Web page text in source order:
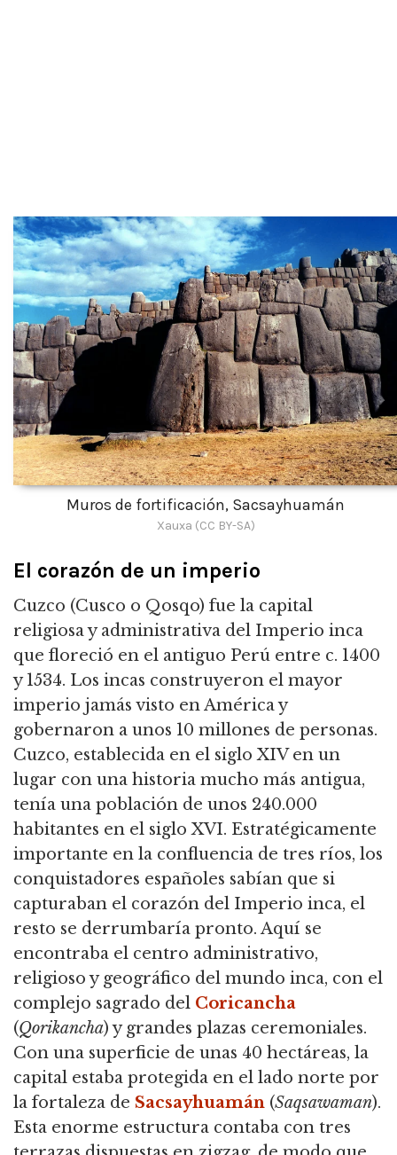
Muros de fortificación, Sacsayhuamán
Xauxa (CC BY-SA)
El corazón de un imperio
Cuzco (Cusco o Qosqo) fue la capital
religiosa y administrativa del Imperio inca
que floreció en el antiguo Perú entre c. 1400
y 1534. Los incas construyeron el mayor
imperio jamás visto en América y
gobernaron a unos 10 millones de personas.
Cuzco, establecida en el siglo XIV en un
lugar con una historia mucho más antigua,
tenía una población de unos 240.000
habitantes en el siglo XVI. Estratégicamente
importante en la confluencia de tres ríos, los
conquistadores españoles sabían que si
capturaban el corazón del Imperio inca, el
resto se derrumbaría pronto. Aquí se
encontraba el centro administrativo,
religioso y geográfico del mundo inca, con el
complejo sagrado del Coricancha
(Qorikancha) y grandes plazas ceremoniales.
Con una superficie de unas 40 hectáreas, la
capital estaba protegida en el lado norte por
la fortaleza de Sacsayhuamán (Saqsawaman).
Esta enorme estructura contaba con tres